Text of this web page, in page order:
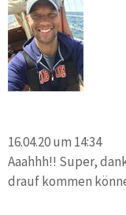
16.04.20 um 14:34
Aaahhh!! Super,
drauf kommen